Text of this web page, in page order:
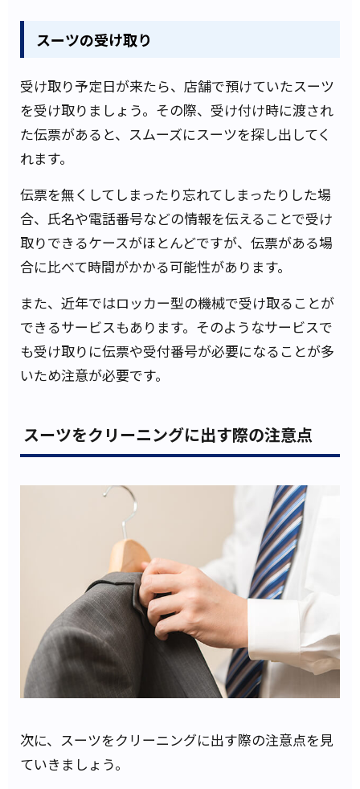
スーツの受け取り
受け取り予定日が来たら、店舗で預けていたスーツ
を受け取りましょう。その際、受け付け時に渡され
た伝票があると、スムーズにスーツを探し出してく
れます。
伝票を無くしてしまったり忘れてしまったりした場
合、氏名や電話番号などの情報を伝えることで受け
取りできるケースがほとんどですが、伝票がある場
合に比べて時間がかかる可能性があります。
また、近年ではロッカー型の機械で受け取ることが
できるサービスもあります。そのようなサービスで
も受け取りに伝票や受付番号が必要になることが多
いため注意が必要です。
スーツをクリーニングに出す際の注意点
次に、スーツをクリーニングに出す際の注意点を見
ていきましょう。